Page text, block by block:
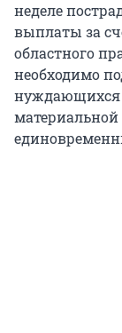
неделе
выплаты за
областного
необходимо
нуждающихся